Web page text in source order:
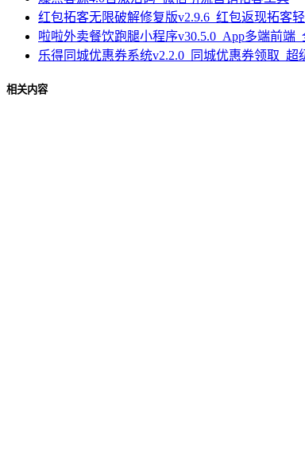
红包拓客无限破解修复版v2.9.6_红包返现拓客
啦啦外卖餐饮跑腿小程序v30.5.0_App多端前端
乐得同城优惠券系统v2.2.0_同城优惠券领取_超
相关内容